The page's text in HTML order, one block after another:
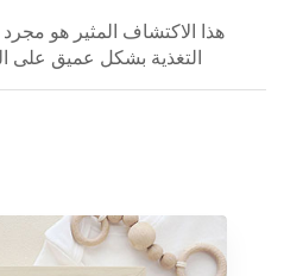
هذا الاكتشاف المثير هو مجرد
التغذية بشكل عميق على